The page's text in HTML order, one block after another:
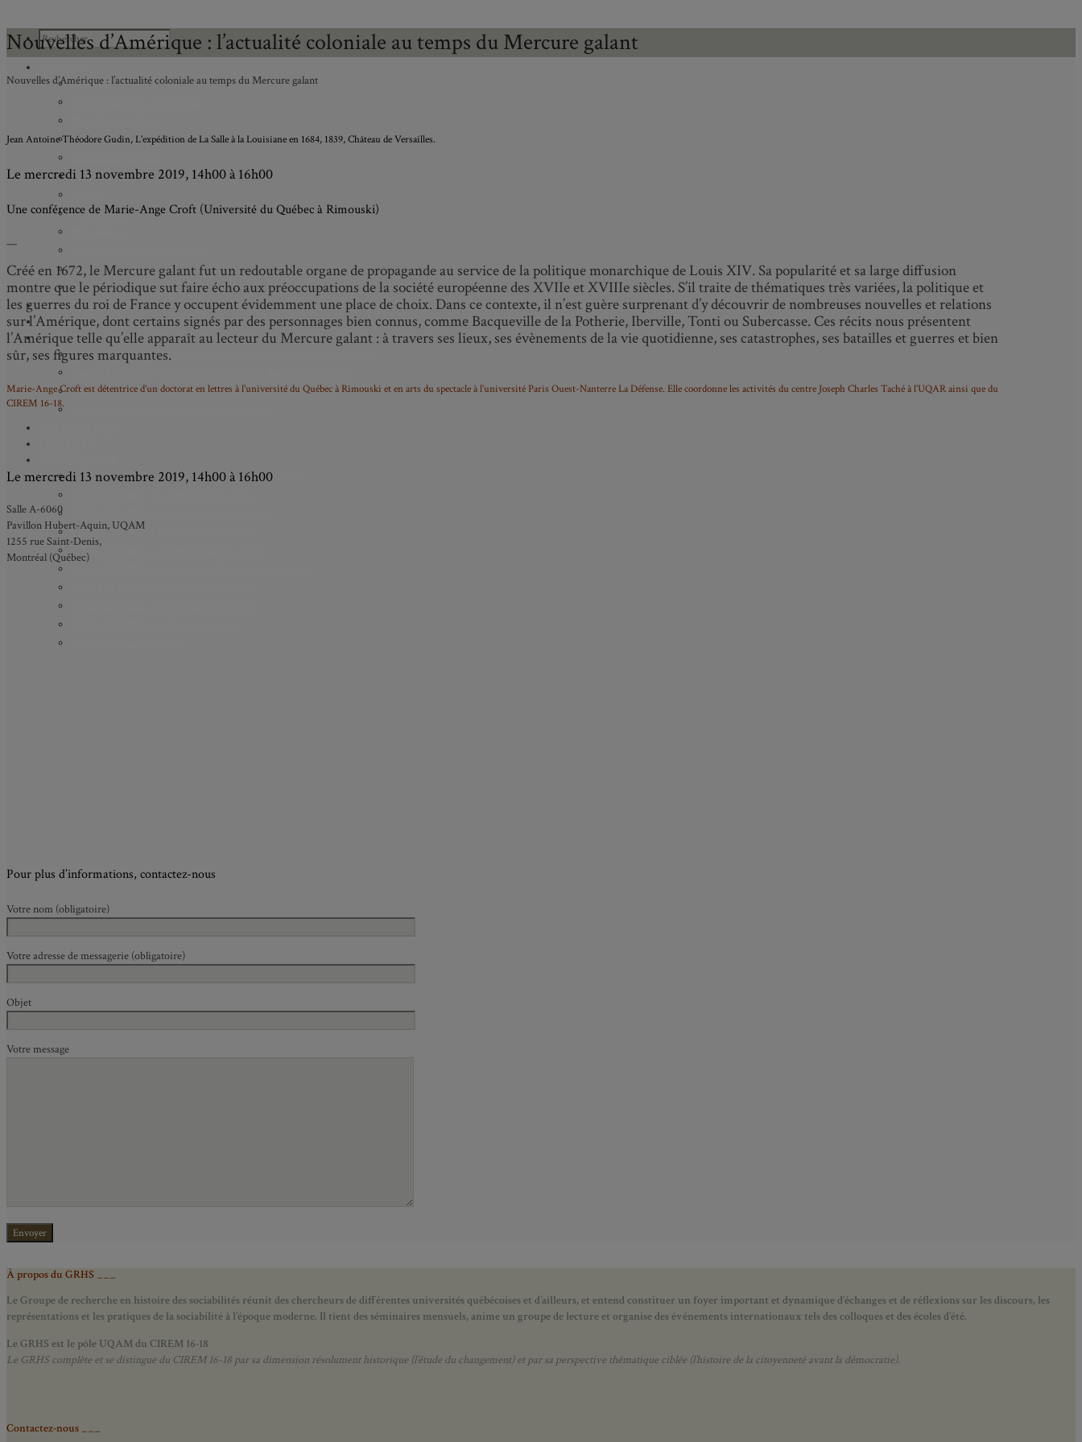
Mission
Membres étudiants
Diplômé.e.s
Gouvernance
JIME
Bourses du GRHS
ARCHIVES
PROJETS EN COURS
AXES DE RECHERCHE
Axe 1 : Représentations publiques, communes et privées de la Cité
Axe 3 : Diffusion, circulation et appropriation des savoirs
CINÉ-HISTOIRE – Voyage dans le cinéma japonais
CINÉ-HISTOIRE – Rome face à l’histoire
CINÉ-HISTOIRE – À l’ombre du 19e siècle
Nouvelles d’Amérique : l’actualité coloniale au temps du Mercure galant
Nouvelles d’Amérique : l’actualité coloniale au temps du Mercure galant
Jean Antoine Théodore Gudin, L’expédition de La Salle à la Louisiane en 1684, 1839, Château de Versailles.
Le mercredi 13 novembre 2019, 14h00 à 16h00
Une conférence de Marie-Ange Croft (Université du Québec à Rimouski)
—
Créé en 1672, le Mercure galant fut un redoutable organe de propagande au service de la politique monarchique de Louis XIV. Sa popularité et sa large diffusion
montre que le périodique sut faire écho aux préoccupations de la société européenne des XVIIe et XVIIIe siècles. S’il traite de thématiques très variées, la politique et
les guerres du roi de France y occupent évidemment une place de choix. Dans ce contexte, il n’est guère surprenant d’y découvrir de nombreuses nouvelles et relations
sur l’Amérique, dont certains signés par des personnages bien connus, comme Bacqueville de la Potherie, Iberville, Tonti ou Subercasse. Ces récits nous présentent
l’Amérique telle qu’elle apparaît au lecteur du Mercure galant : à travers ses lieux, ses évènements de la vie quotidienne, ses catastrophes, ses batailles et guerres et bien
sûr, ses figures marquantes.
Marie-Ange Croft est détentrice d’un doctorat en lettres à l’université du Québec à Rimouski et en arts du spectacle à l’université Paris Ouest-Nanterre La Défense. Elle coordonne les activités du centre Joseph Charles Taché à l’UQAR ainsi que du
CIREM 16-18.
Le mercredi 13 novembre 2019, 14h00 à 16h00
Salle A-6060
Pavillon Hubert-Aquin, UQAM
1255 rue Saint-Denis,
Montréal (Québec)
Pour plus d’informations, contactez-nous
Votre nom (obligatoire)
Votre adresse de messagerie (obligatoire)
Objet
Votre message
À propos du GRHS ___
Le Groupe de recherche en histoire des sociabilités réunit des chercheurs de différentes universités québécoises et d’ailleurs, et entend constituer un foyer important et dynamique d’échanges et de réflexions sur les discours, les
représentations et les pratiques de la sociabilité à l’époque moderne. Il tient des séminaires mensuels, anime un groupe de lecture et organise des événements internationaux tels des colloques et des écoles d’été.
Le GRHS est le pôle UQAM du CIREM 16-18
Le GRHS complète et se distingue du CIREM 16-18 par sa dimension résolument historique (l’étude du changement) et par sa perspective thématique ciblée (l’histoire de la citoyenneté avant la démocratie).
Contactez-nous ___